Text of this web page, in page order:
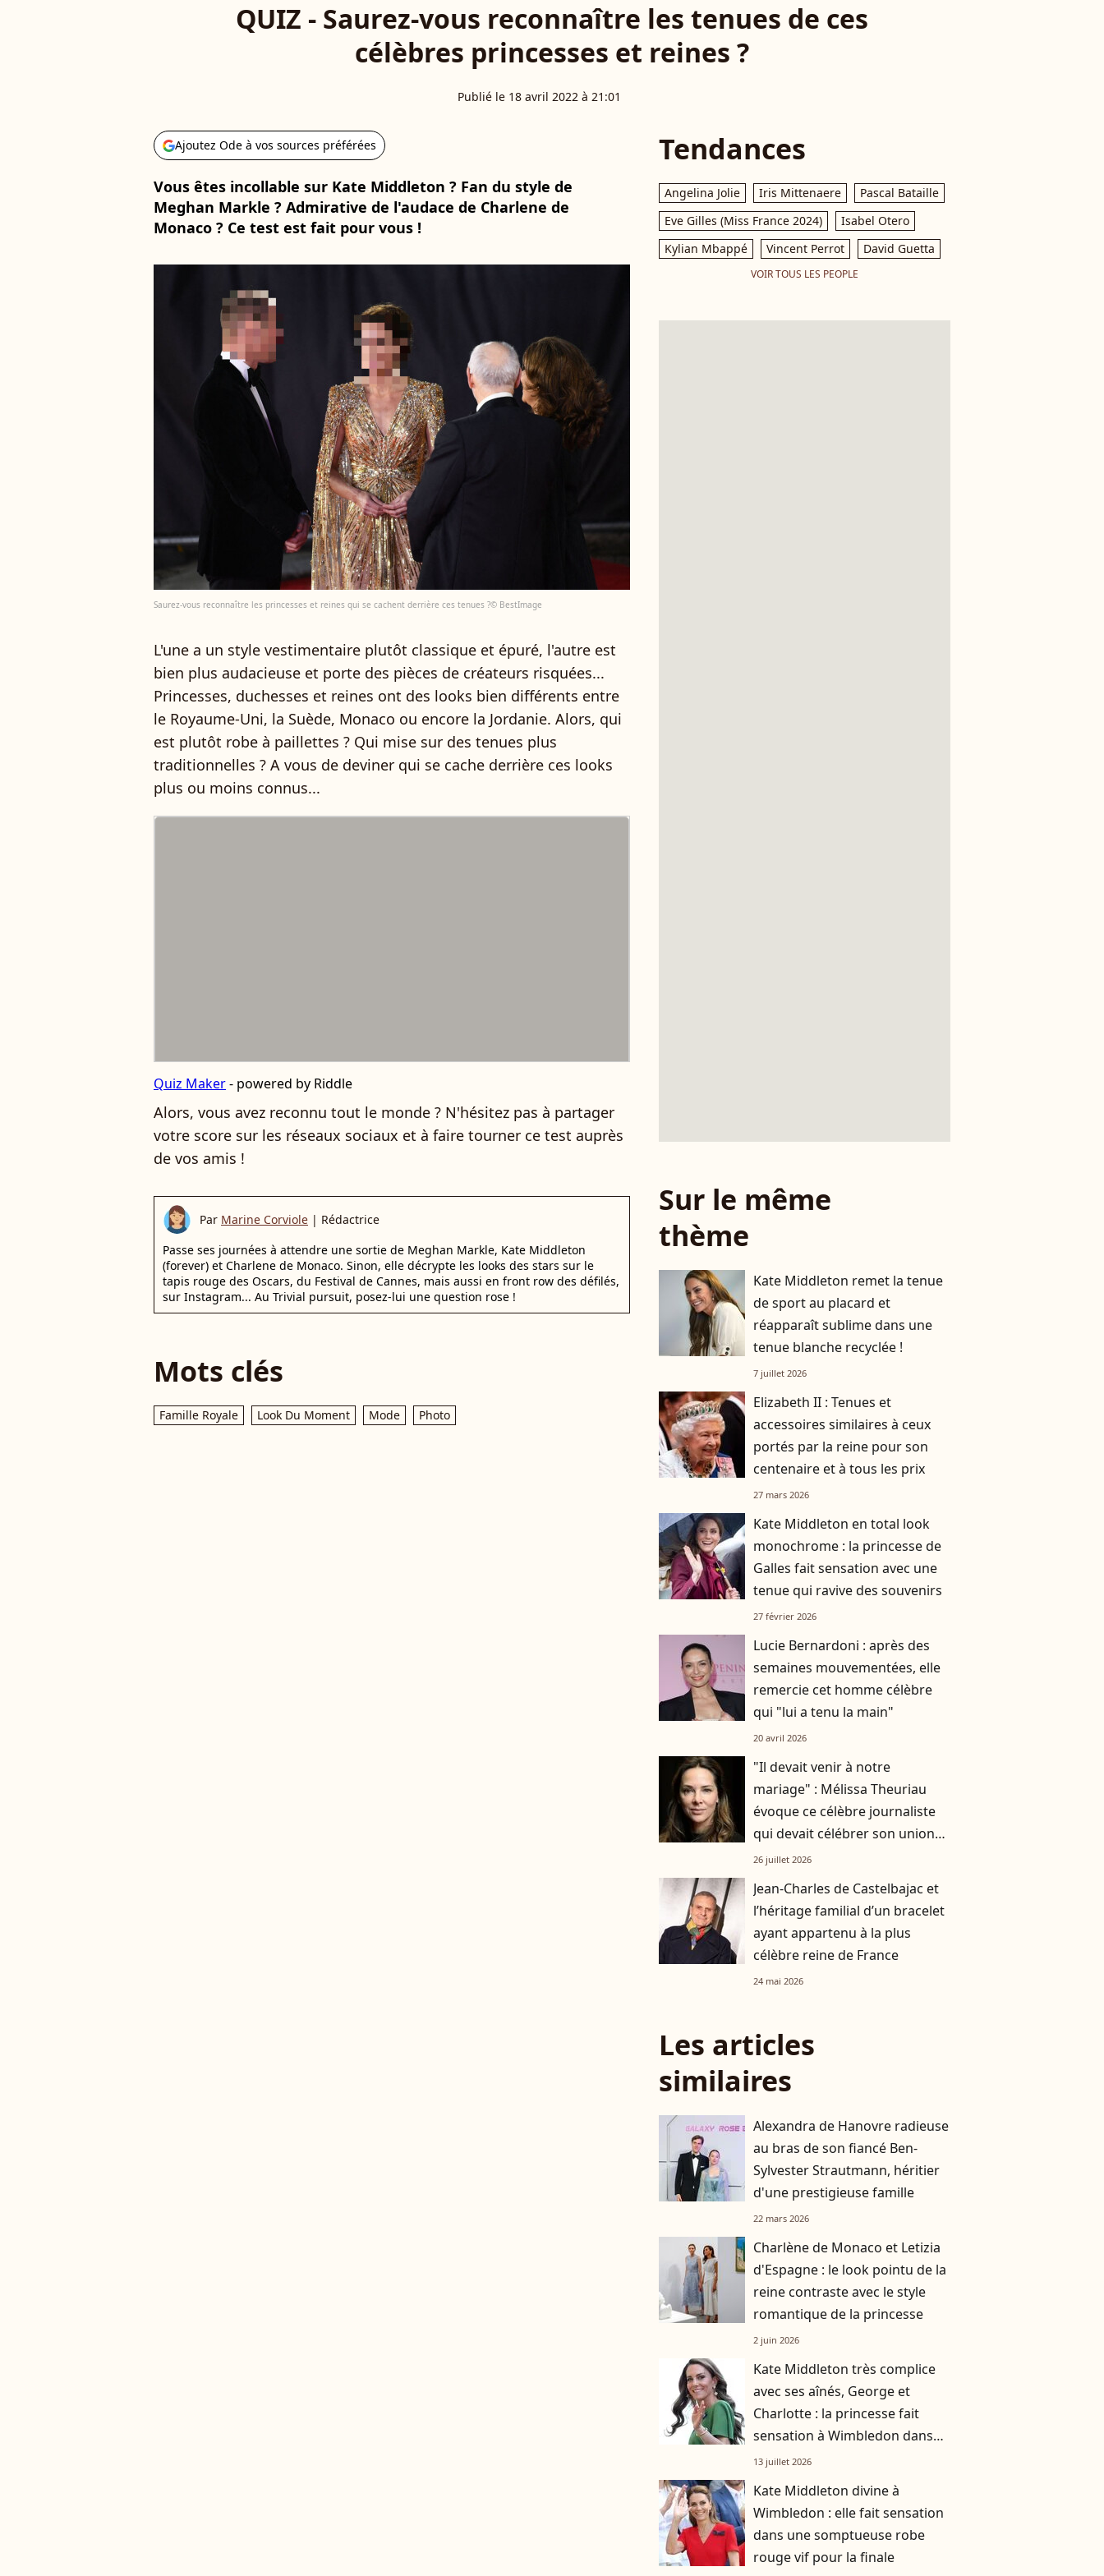
QUIZ - Saurez-vous reconnaître les tenues de ces
célèbres princesses et reines ?
Publié le 18 avril 2022 à 21:01
Ajoutez Ode à vos sources préférées
Vous êtes incollable sur Kate Middleton ? Fan du style de
Meghan Markle ? Admirative de l'audace de Charlene de
Monaco ? Ce test est fait pour vous !
Saurez-vous reconnaître les princesses et reines qui se cachent derrière ces tenues ?© BestImage
L'une a un style vestimentaire plutôt classique et épuré, l'autre est
bien plus audacieuse et porte des pièces de créateurs risquées...
Princesses, duchesses et reines ont des looks bien différents entre
le Royaume-Uni, la Suède, Monaco ou encore la Jordanie. Alors, qui
est plutôt robe à paillettes ? Qui mise sur des tenues plus
traditionnelles ? A vous de deviner qui se cache derrière ces looks
plus ou moins connus...
Quiz Maker- powered by Riddle
Alors, vous avez reconnu tout le monde ? N'hésitez pas à partager
votre score sur les réseaux sociaux et à faire tourner ce test auprès
de vos amis !
Par Marine Corviole | Rédactrice
Passe ses journées à attendre une sortie de Meghan Markle, Kate Middleton
(forever) et Charlene de Monaco. Sinon, elle décrypte les looks des stars sur le
tapis rouge des Oscars, du Festival de Cannes, mais aussi en front row des défilés,
sur Instagram... Au Trivial pursuit, posez-lui une question rose !
Mots clés
Famille Royale Look Du Moment Mode Photo
Tendances
Angelina Jolie Iris Mittenaere
Pascal Bataille
Eve Gilles (Miss France 2024)
Isabel Otero
Kylian Mbappé
Vincent Perrot David Guetta
VOIR TOUS LES PEOPLE
Sur le même
thème
Kate Middleton remet la tenue
de sport au placard et
réapparaît sublime dans une
tenue blanche recyclée !
7 juillet 2026
Elizabeth II : Tenues et
accessoires similaires à ceux
portés par la reine pour son
centenaire et à tous les prix
27 mars 2026
Kate Middleton en total look
monochrome : la princesse de
Galles fait sensation avec une
tenue qui ravive des souvenirs
27 février 2026
Lucie Bernardoni : après des
semaines mouvementées, elle
remercie cet homme célèbre
qui "lui a tenu la main"
20 avril 2026
"Il devait venir à notre
mariage" : Mélissa Theuriau
évoque ce célèbre journaliste
qui devait célébrer son union
avec Jamel Debbouze
26 juillet 2026
Jean-Charles de Castelbajac et
l’héritage familial d’un bracelet
ayant appartenu à la plus
célèbre reine de France
24 mai 2026
Les articles
similaires
Alexandra de Hanovre radieuse
au bras de son fiancé Ben-
Sylvester Strautmann, héritier
d'une prestigieuse famille
22 mars 2026
Charlène de Monaco et Letizia
d'Espagne : le look pointu de la
reine contraste avec le style
romantique de la princesse
2 juin 2026
Kate Middleton très complice
avec ses aînés, George et
Charlotte : la princesse fait
sensation à Wimbledon dans
une robe vert olive
13 juillet 2026
Kate Middleton divine à
Wimbledon : elle fait sensation
dans une somptueuse robe
rouge vif pour la finale